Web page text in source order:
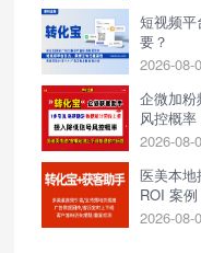
短视频
要？
2026-08-
企微加
风控概率
2026-08-
医美本
ROI 案例
2026-08-